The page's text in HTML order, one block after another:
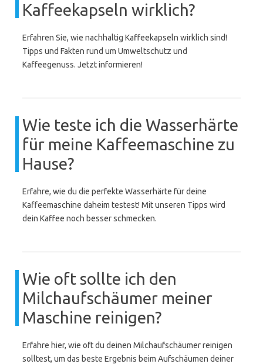
Kaffeekapseln wirklich?
Erfahren Sie, wie nachhaltig Kaffeekapseln wirklich sind!
Tipps und Fakten rund um Umweltschutz und
Kaffeegenuss. Jetzt informieren!
Wie teste ich die Wasserhärte
für meine Kaffeemaschine zu
Hause?
Erfahre, wie du die perfekte Wasserhärte für deine
Kaffeemaschine daheim testest! Mit unseren Tipps wird
dein Kaffee noch besser schmecken.
Wie oft sollte ich den
Milchaufschäumer meiner
Maschine reinigen?
Erfahre hier, wie oft du deinen Milchaufschäumer reinigen
solltest, um das beste Ergebnis beim Aufschäumen deiner